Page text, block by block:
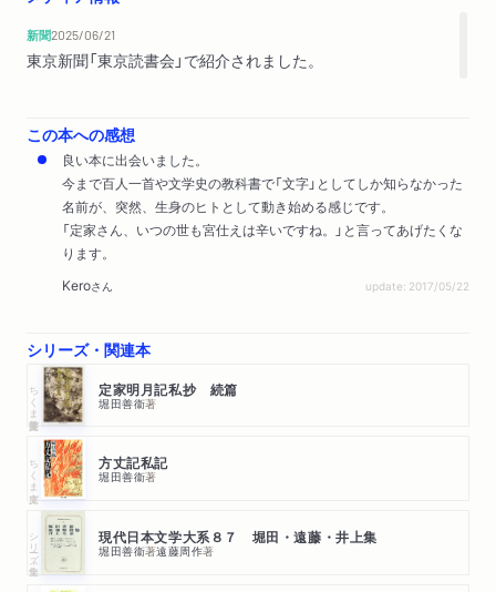
新聞2025/06/21
東京新聞「東京読書会」で紹介されました。
この本への感想
良い本に出会いました。
今まで百人一首や文学史の教科書で「文字」としてしか知らなかった
名前が、突然、生身のヒトとして動き始める感じです。
「定家さん、いつの世も宮仕えは辛いですね。」と言ってあげたくな
ります。
Keroさん update: 2017/05/22
シリーズ・関連本
ちくま学芸文庫 定家明月記私抄 続篇
堀田善衞著
ちくま文庫 方丈記私記
堀田善衞著
シリーズ・全集 現代日本文学大系８７ 堀田・遠藤・井上集
堀田善衞著遠藤周作著